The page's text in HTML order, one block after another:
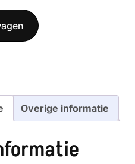
Overige informatie